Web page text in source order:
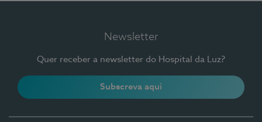
Newsletter
Quer receber a newsletter do Hospital da Luz?
Subscreva aqui